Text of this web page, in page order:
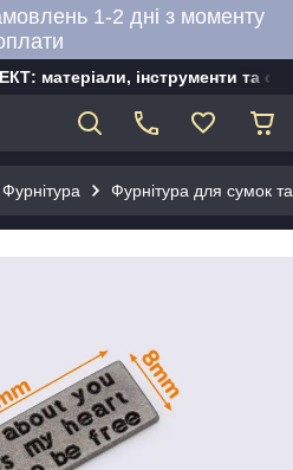
1-2 дні з моменту
матеріали, інструменти та
Фурнітура Фурнітура для сумок